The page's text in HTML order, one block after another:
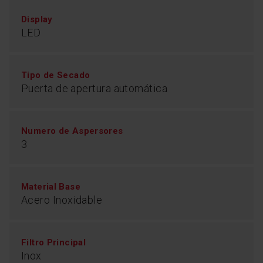
situado en la bandeja inferior. Así, puedes introducir
más vajilla de una vez. Cuanta más coloques, más
económico resulta el lavado.
Display
LED
Tipo de Secado
Puerta de apertura automática
Numero de Aspersores
3
Material Base
Acero Inoxidable
Filtro Principal
Inox